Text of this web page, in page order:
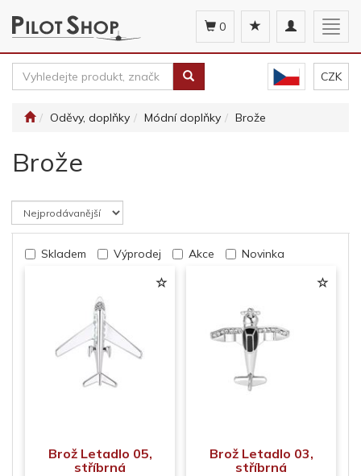
Toggle
navigation
0
CZK
Oděvy, doplňky Módní doplňky Brože
Brože
Skladem Výprodej Akce Novinka
Brož Letadlo 05,
stříbrná
Brož Letadlo 03,
stříbrná